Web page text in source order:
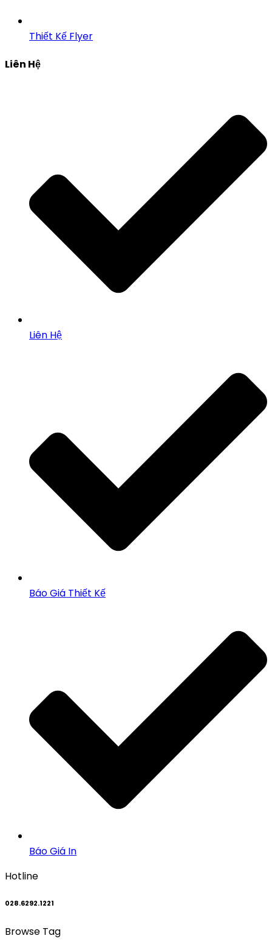
Thiết Kế Flyer
Liên Hệ
Liên Hệ
Báo Giá Thiết Kế
Báo Giá In
Hotline
028.6292.1221
Browse Tag